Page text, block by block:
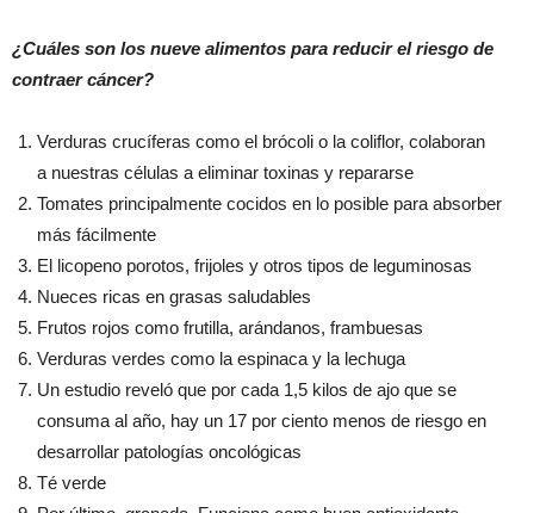
¿Cuáles son los nueve alimentos para reducir el riesgo de
contraer cáncer?
Verduras crucíferas como el brócoli o la coliflor, colaboran
a nuestras células a eliminar toxinas y repararse
Tomates principalmente cocidos en lo posible para absorber
más fácilmente
El licopeno porotos, frijoles y otros tipos de leguminosas
Nueces ricas en grasas saludables
Frutos rojos como frutilla, arándanos, frambuesas
Verduras verdes como la espinaca y la lechuga
Un estudio reveló que por cada 1,5 kilos de ajo que se
consuma al año, hay un 17 por ciento menos de riesgo en
desarrollar patologías oncológicas
Té verde